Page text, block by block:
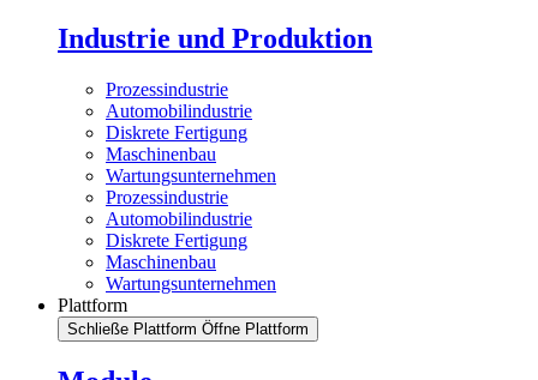
Industrie und Produktion
Prozessindustrie
Automobilindustrie
Diskrete Fertigung
Maschinenbau
Wartungsunternehmen
Prozessindustrie
Automobilindustrie
Diskrete Fertigung
Maschinenbau
Wartungsunternehmen
Plattform
Schließe Plattform Öffne Plattform